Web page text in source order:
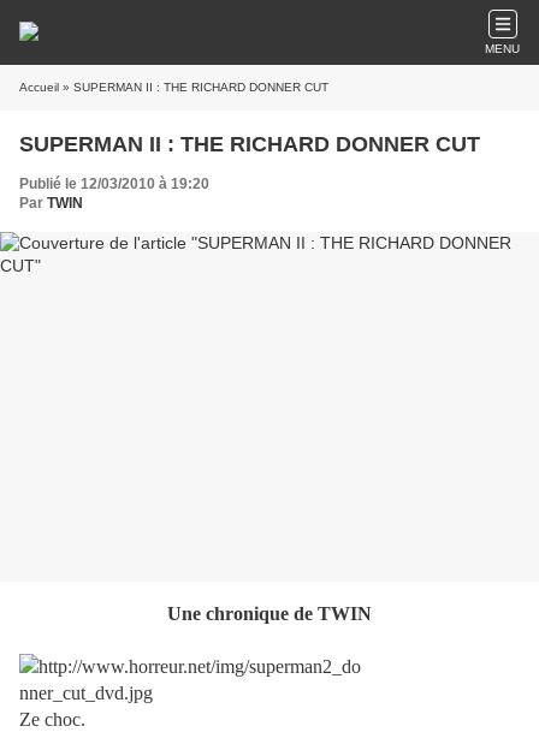
MENU
Accueil » SUPERMAN II : THE RICHARD DONNER CUT
SUPERMAN II : THE RICHARD DONNER CUT
Publié le 12/03/2010 à 19:20
Par TWIN
Une chronique de TWIN
Ze choc.